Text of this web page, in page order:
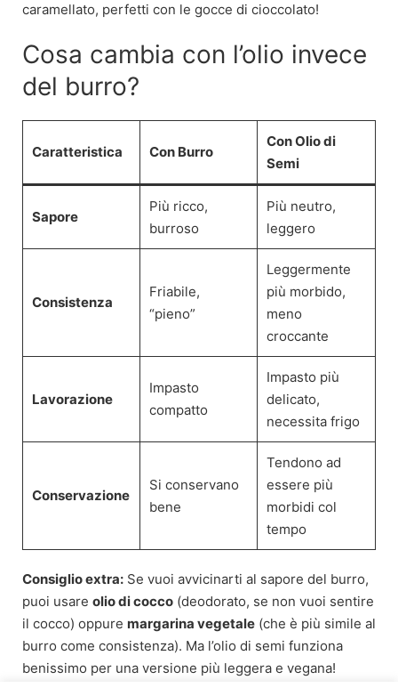
caramellato, perfetti con le gocce di cioccolato!
Cosa cambia con l’olio invece
del burro?
Caratteristica Con Burro
Con Olio di
Semi
Sapore
Più ricco,
burroso
Più neutro,
leggero
Consistenza
Friabile,
“pieno”
Leggermente
più morbido,
meno
croccante
Lavorazione
Impasto
compatto
Impasto più
delicato,
necessita frigo
Conservazione
Si conservano
bene
Tendono ad
essere più
morbidi col
tempo
Consiglio extra: Se vuoi avvicinarti al sapore del burro,
puoi usare olio di cocco (deodorato, se non vuoi sentire
il cocco) oppure margarina vegetale (che è più simile al
burro come consistenza). Ma l’olio di semi funziona
benissimo per una versione più leggera e vegana!